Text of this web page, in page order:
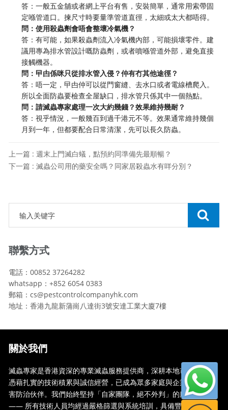
答：一般五金舖或者網上平台有售，安裝簡單，通常用索帶固
定喺管道口。揀尺寸時要量準管道直徑，太細或太大都唔得。
問：使用殺蟲劑會唔會整壞冷氣機？
答：有可能，如果殺蟲劑流入冷氣機內部，可能損壞零件。建
議用專為排水管設計嘅防蟲劑，或者噴喺管道外部，避免直接
接觸機器。
問：曱甴係咪只從排水管入侵？仲有冇其他途徑？
答：唔一定，曱甴仲可以從門窗縫、去水口或者電線槽爬入。
所以全面防蟲要檢查全屋缺口，排水管只係其中一個熱點。
問：請滅蟲專家處理一次大約幾錢？效果維持幾耐？
答：視乎情況，一般幾百到過千港元不等。效果通常維持幾個
月到一年，但都要配合日常清潔，先可以長久防蟲。
上一篇 : 週末上門滅白蟻，點預約同準備先最順暢？
下一篇 : 滅蟲公司用的藥安全嗎？同家居殺蟲水有咩分別？
聯繫方式
電話：00852 37264282
whatsapp：+852 6054 0383
郵箱：cs@pestcontrolcompanyhk.com
地址：香港九龍新蒲崗八達街3號安達工業大廈7樓
關於我們
滅蟲專家是香港資深的專業滅蟲服務提供商，深耕本地市場多年，
憑藉扎實的技術積累與誠信經營，已成為眾多家庭與企業信賴的蟲
害防治伙伴。我們始終堅持「自家團隊，絕不外判」的服務承諾
—— 所有技術人員均經過嚴格篩選與系統培訓，具備豐富的現場處